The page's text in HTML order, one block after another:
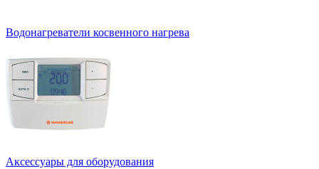
Водонагреватели косвенного нагрева
Аксессуары для оборудования